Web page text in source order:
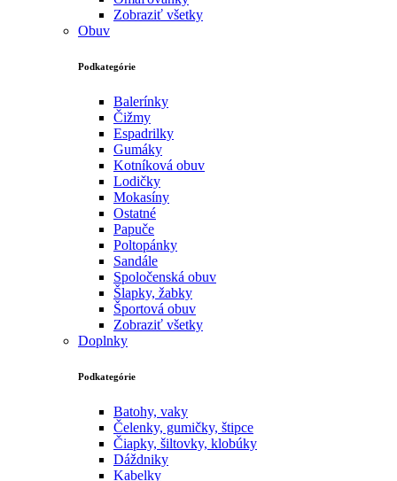
Zobraziť všetky
Obuv
Podkategórie
Balerínky
Čižmy
Espadrilky
Gumáky
Kotníková obuv
Lodičky
Mokasíny
Ostatné
Papuče
Poltopánky
Sandále
Spoločenská obuv
Šlapky, žabky
Športová obuv
Zobraziť všetky
Doplnky
Podkategórie
Batohy, vaky
Čelenky, gumičky, štipce
Čiapky, šiltovky, klobúky
Dáždniky
Kabelky